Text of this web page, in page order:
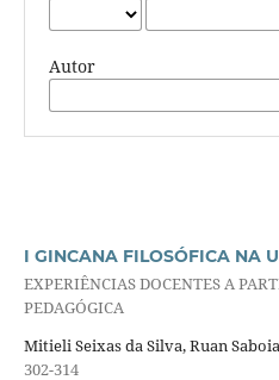
Autor
I GINCANA FILOSÓFICA NA
EXPERIÊNCIAS DOCENTES A
PEDAGÓGICA
Mitieli Seixas da Silva, Ruan
302-314